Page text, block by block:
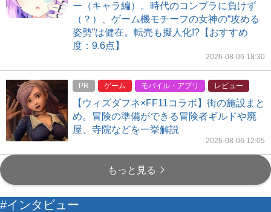
ー（キャラ編）。時代のコンプラに負けず
（？）、ゲーム機モチーフの女神の“攻める
姿勢”は健在。転売も擬人化!?【おすすめ
度：9.6点】
2026-08-06 18:30
PR ゲーム モバイル・アプリ レビュー
【ウィズダフネ×FF11コラボ】街の施設まと
め。冒険の準備ができる冒険者ギルドや廃
屋、寺院などを一挙解説
2026-08-06 12:05
もっと見る
#インタビュー